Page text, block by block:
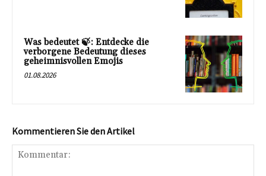
Was bedeutet 🍃: Entdecke die
verborgene Bedeutung dieses
geheimnisvollen Emojis
01.08.2026
Kommentieren Sie den Artikel